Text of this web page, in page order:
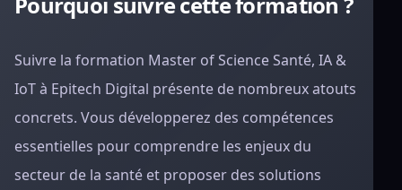
Suivre la formation Master of Science Santé, IA &
IoT à Epitech Digital présente de nombreux atouts
concrets. Vous développerez des compétences
essentielles pour comprendre les enjeux du
secteur de la santé et proposer des solutions